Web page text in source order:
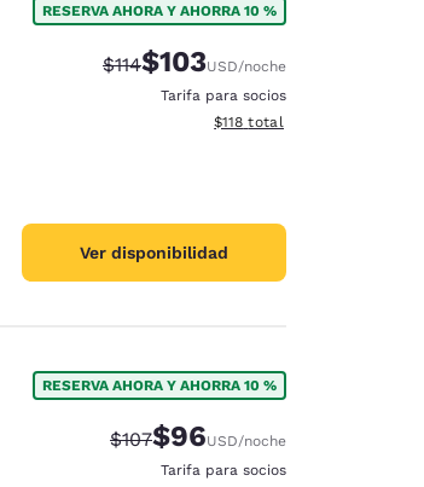
RESERVA AHORA Y AHORRA 10 %
Precio tachado:
$114Precio con descuento:
$103USD/noche
Tarifa para socios
Ver detalles del total
$118 total
Ver disponibilidad
RESERVA AHORA Y AHORRA 10 %
Precio tachado:
$107Precio con descuento:
$96USD/noche
Tarifa para socios